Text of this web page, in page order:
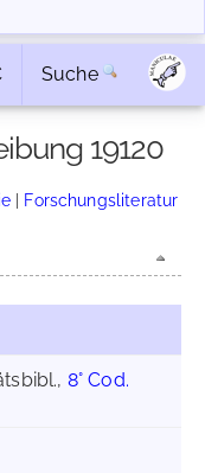
Suche
19120
| Forschungsliteratur
8° Cod.